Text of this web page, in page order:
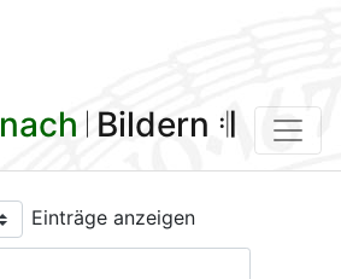
nach 𝄀 Bildern 𝄇
Einträge anzeigen